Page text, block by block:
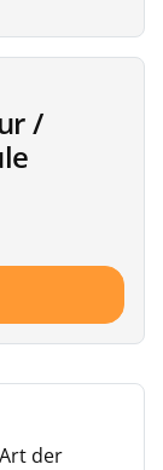
/
der